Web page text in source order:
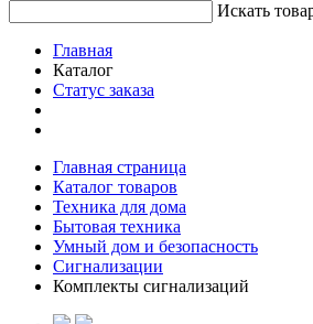
Искать
Главная
Каталог
Статус заказа
Главная страница
Каталог товаров
Техника для дома
Бытовая техника
Умный дом и безопасность
Сигнализации
Комплекты сигнализаций